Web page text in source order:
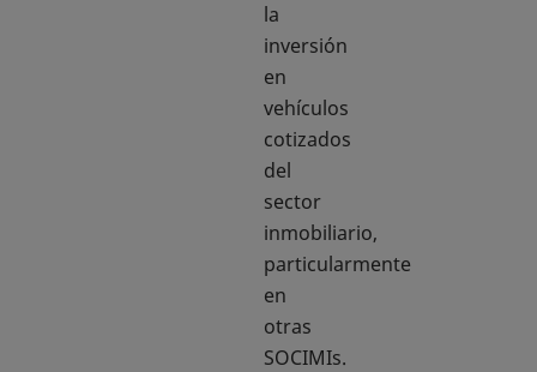
la
inversión
en
vehículos
cotizados
del
sector
inmobiliario,
particularmente
en
otras
SOCIMIs.